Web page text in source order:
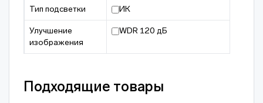
Тип подсветки ИК
Улучшение
изображения
WDR 120 дБ
Подходящие товары